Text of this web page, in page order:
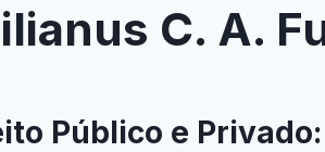
C. A.
Público e